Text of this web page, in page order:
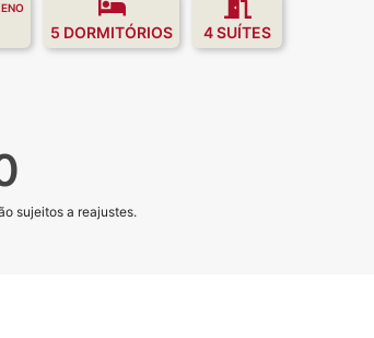
5 DORMITÓRIOS 4 SUÍTES
sujeitos a reajustes.